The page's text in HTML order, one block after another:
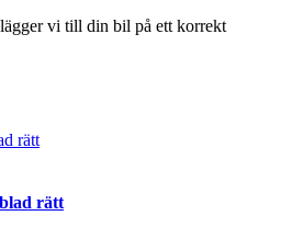
vi till din bil på ett korrekt
rätt
rätt